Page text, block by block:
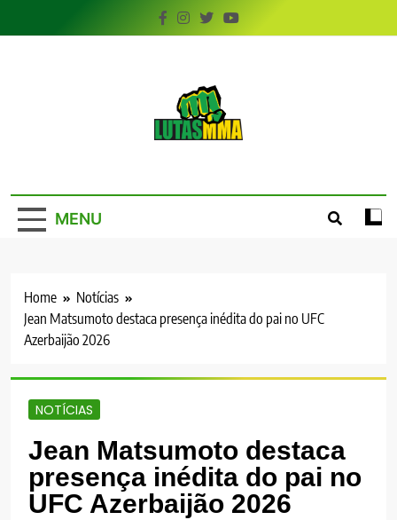
to
MENU
Home
Notícias
Jean Matsumoto destaca presença inédita do pai no UFC
Azerbaijão 2026
NOTÍCIAS
Jean Matsumoto destaca
presença inédita do pai no
UFC Azerbaijão 2026